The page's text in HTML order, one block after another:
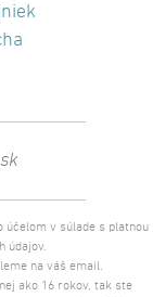
účelom v súlade s platnou
údajov.
na váš email.
ako 16 rokov, tak ste